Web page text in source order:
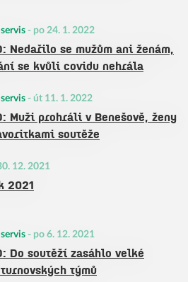
- po 24. 1. 2022
Nedařilo se mužům ani ženám,
se kvůli covidu nehrála
- út 11. 1. 2022
Muži prohráli v Benešově, ženy
soutěže
12. 2021
2021
- po 6. 12. 2021
Do soutěží zasáhlo velké
týmů